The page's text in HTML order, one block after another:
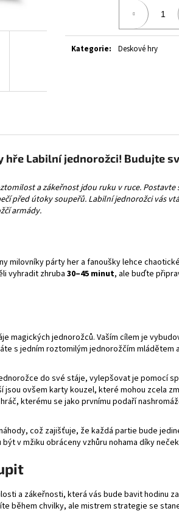
Kategorie: Deskové hry
hře Labilní jednorožci! Budujte
a zákeřnost jdou ruku v ruce.
před útoky soupeřů. Labilní jednorožci vás
armády.
milovníky párty her a fanoušky lehce
vyhradit zhruba 30–45 minut, ale buďte
magických jednorožců. Vaším cílem je
s jedním roztomilým jednorožčím mládětem
do své stáje, vylepšovat je pomocí
ovšem karty kouzel, které mohou zcela
kterému se jako prvnímu podaří
což zajišťuje, že každá partie bude
v mžiku obráceny vzhůru nohama díky
a zákeřnosti, která vás bude bavit hodinu
během chvilky, ale mistrem strategie se
1 799 Kč